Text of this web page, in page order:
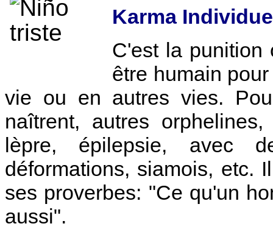
Karma
C'est la punition
être humain
vie ou en autres vies.
naîtrent, autres
lèpre, épilepsie, avec
déformations, siamois, etc.
ses proverbes: "Ce qu'un
aussi".